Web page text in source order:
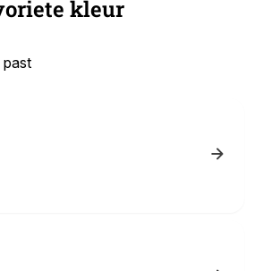
kleur
past